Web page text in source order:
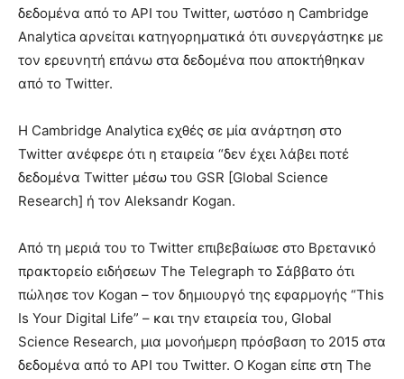
δεδομένα από το API του Twitter, ωστόσο η Cambridge
Analytica αρνείται κατηγορηματικά ότι συνεργάστηκε με
τον ερευνητή επάνω στα δεδομένα που αποκτήθηκαν
από το Twitter.
Η Cambridge Analytica εχθές σε μία ανάρτηση στο
Twitter ανέφερε ότι η εταιρεία “δεν έχει λάβει ποτέ
δεδομένα Twitter μέσω του GSR [Global Science
Research] ή τον Aleksandr Kogan.
Από τη μεριά του το Twitter επιβεβαίωσε στο Βρετανικό
πρακτορείο ειδήσεων The Telegraph το Σάββατο ότι
πώλησε τον Kogan – τον δημιουργό της εφαρμογής “This
Is Your Digital Life” – και την εταιρεία του, Global
Science Research, μια μονοήμερη πρόσβαση το 2015 στα
δεδομένα από το API του Twitter. Ο Kogan είπε στη The